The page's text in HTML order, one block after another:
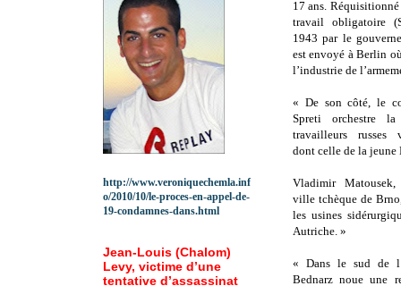
17 ans.
travail obligatoire
1943 par le
est envoyé à Berlin
l’industrie de
« De son côté, le
Spreti orchestre
travailleurs russes
dont celle de la
Vladimir
ville tchèque de
les usines
Autriche. »
« Dans le sud de
Bednarz noue une
http://www.veroniquechemla.inf
o/2010/10/le-proces-en-appel-de-
19-condamnes-dans.html
Jean-Louis (Chalom)
Levy, victime d’une
tentative d’assassinat